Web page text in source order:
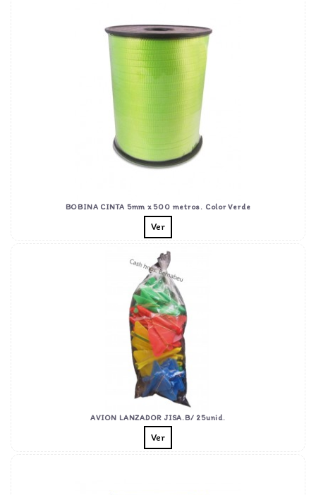
BOBINA CINTA 5mm x 500 metros. Color Verde
Ver
AVION LANZADOR JISA.B/ 25unid.
Ver